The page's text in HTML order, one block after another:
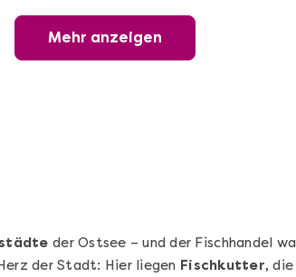
aus über 1.600 Events -
Termine garantiert
Mehr anzeigen
der Ostsee – und der Fischhandel
der Stadt: Hier liegen Fischkutter,